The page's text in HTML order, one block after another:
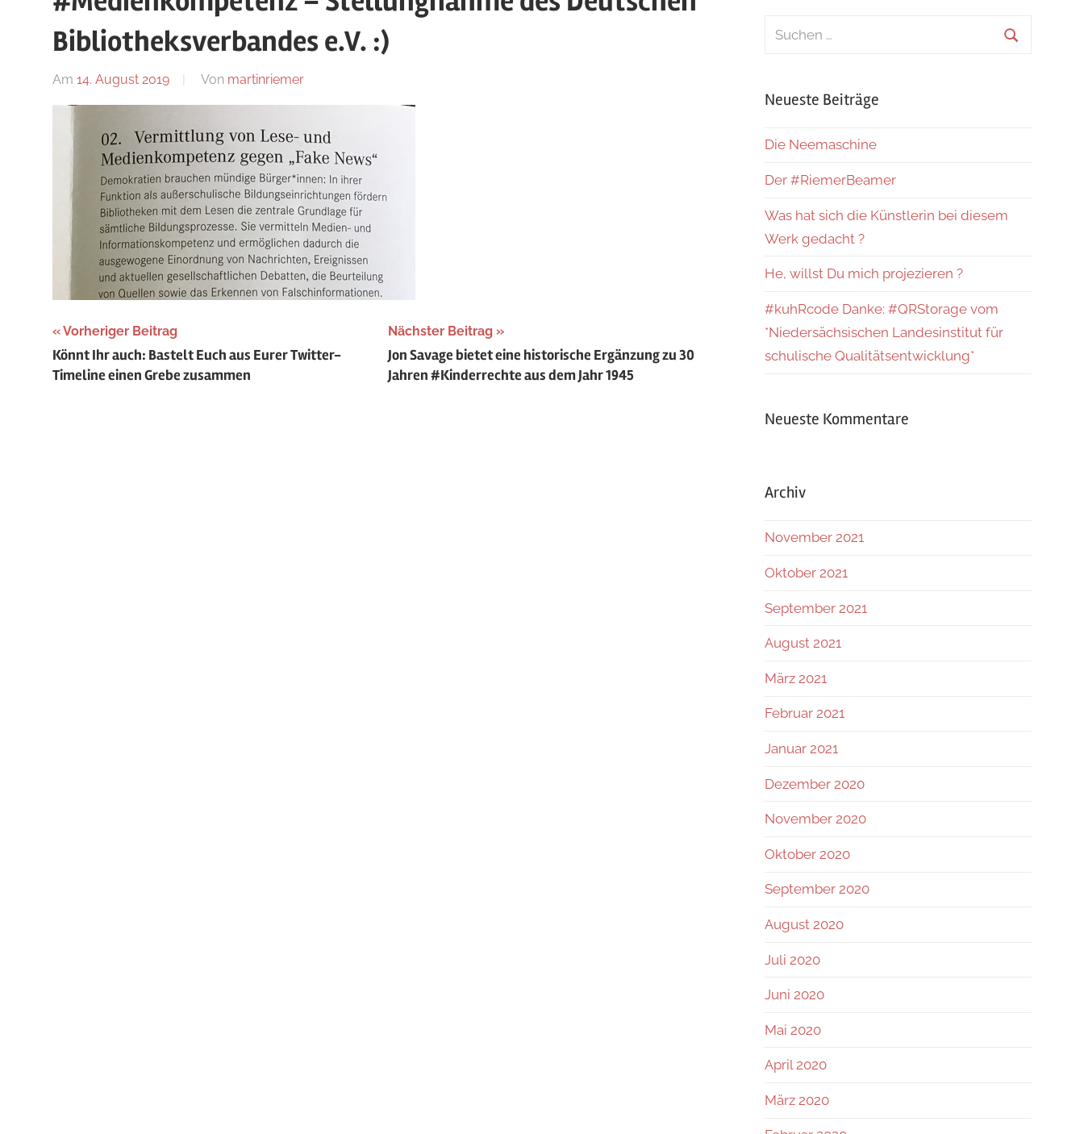
Blog
Bibliotheksverbandes e.V. :)
Am 14. August 2019 Von martinriemerIn
Uncategorized
Beitragsnavigation
Vorheriger Beitrag
Könnt Ihr auch: Bastelt Euch aus Eurer Twitter-
Timeline einen Grebe zusammen
Nächster Beitrag
Jon Savage bietet eine historische Ergänzung zu 30
Jahren #Kinderrechte aus dem Jahr 1945
Suchen
Neueste Beiträge
Die Neemaschine
Der #RiemerBeamer
Was hat sich die Künstlerin bei diesem
Werk gedacht ?
He, willst Du mich projezieren ?
#kuhRcode Danke: #QRStorage vom
*Niedersächsischen Landesinstitut für
schulische Qualitätsentwicklung*
Neueste Kommentare
Archiv
November 2021
Oktober 2021
September 2021
August 2021
März 2021
Februar 2021
Januar 2021
Dezember 2020
November 2020
Oktober 2020
September 2020
August 2020
Juli 2020
Juni 2020
Mai 2020
April 2020
März 2020